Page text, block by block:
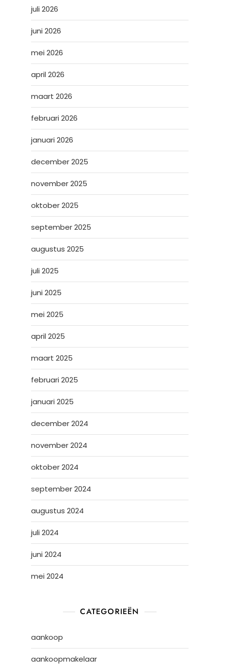
juli 2026
juni 2026
mei 2026
april 2026
maart 2026
februari 2026
januari 2026
december 2025
november 2025
oktober 2025
september 2025
augustus 2025
juli 2025
juni 2025
mei 2025
april 2025
maart 2025
februari 2025
januari 2025
december 2024
november 2024
oktober 2024
september 2024
augustus 2024
juli 2024
juni 2024
mei 2024
CATEGORIEËN
aankoop
aankoopmakelaar